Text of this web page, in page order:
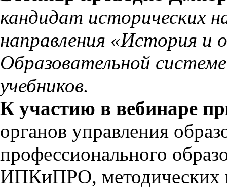
кандидат исторических
направления «История и
Образовательной
учебников.
К участию в вебинаре
органов управления
профессионального
ИПКиПРО, методических